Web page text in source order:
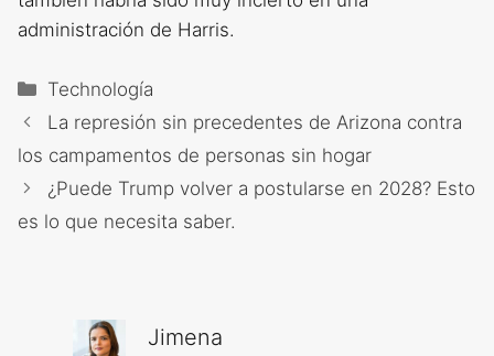
administración de Harris.
Categorías
Technología
La represión sin precedentes de Arizona contra
los campamentos de personas sin hogar
¿Puede Trump volver a postularse en 2028? Esto
es lo que necesita saber.
Jimena